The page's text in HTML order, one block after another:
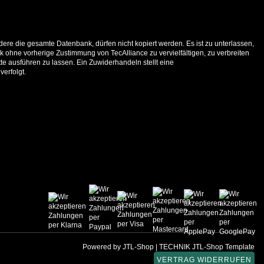
die gesamte Datenbank, dürfen nicht kopiert werden. Es ist zu unterlassen,
ohne vorherige Zustimmung von TecAlliance zu vervielfältigen, zu verbreiten
ausführen zu lassen. Ein Zuwiderhandeln stellt eine
Powered by JTL-Shop
TECHNIK JTL-Shop Template
VERTRAG WIDERRUFEN